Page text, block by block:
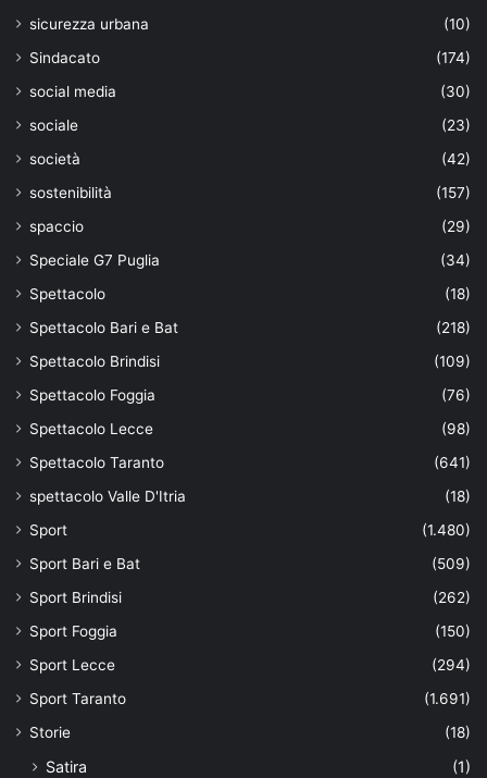
sicurezza urbana
(10)
Sindacato
(174)
social media
(30)
sociale
(23)
società
(42)
sostenibilità
(157)
spaccio
(29)
Speciale G7 Puglia
(34)
Spettacolo
(18)
Spettacolo Bari e Bat
(218)
Spettacolo Brindisi
(109)
Spettacolo Foggia
(76)
Spettacolo Lecce
(98)
Spettacolo Taranto
(641)
spettacolo Valle D'Itria
(18)
Sport
(1.480)
Sport Bari e Bat
(509)
Sport Brindisi
(262)
Sport Foggia
(150)
Sport Lecce
(294)
Sport Taranto
(1.691)
Storie
(18)
Satira (1)